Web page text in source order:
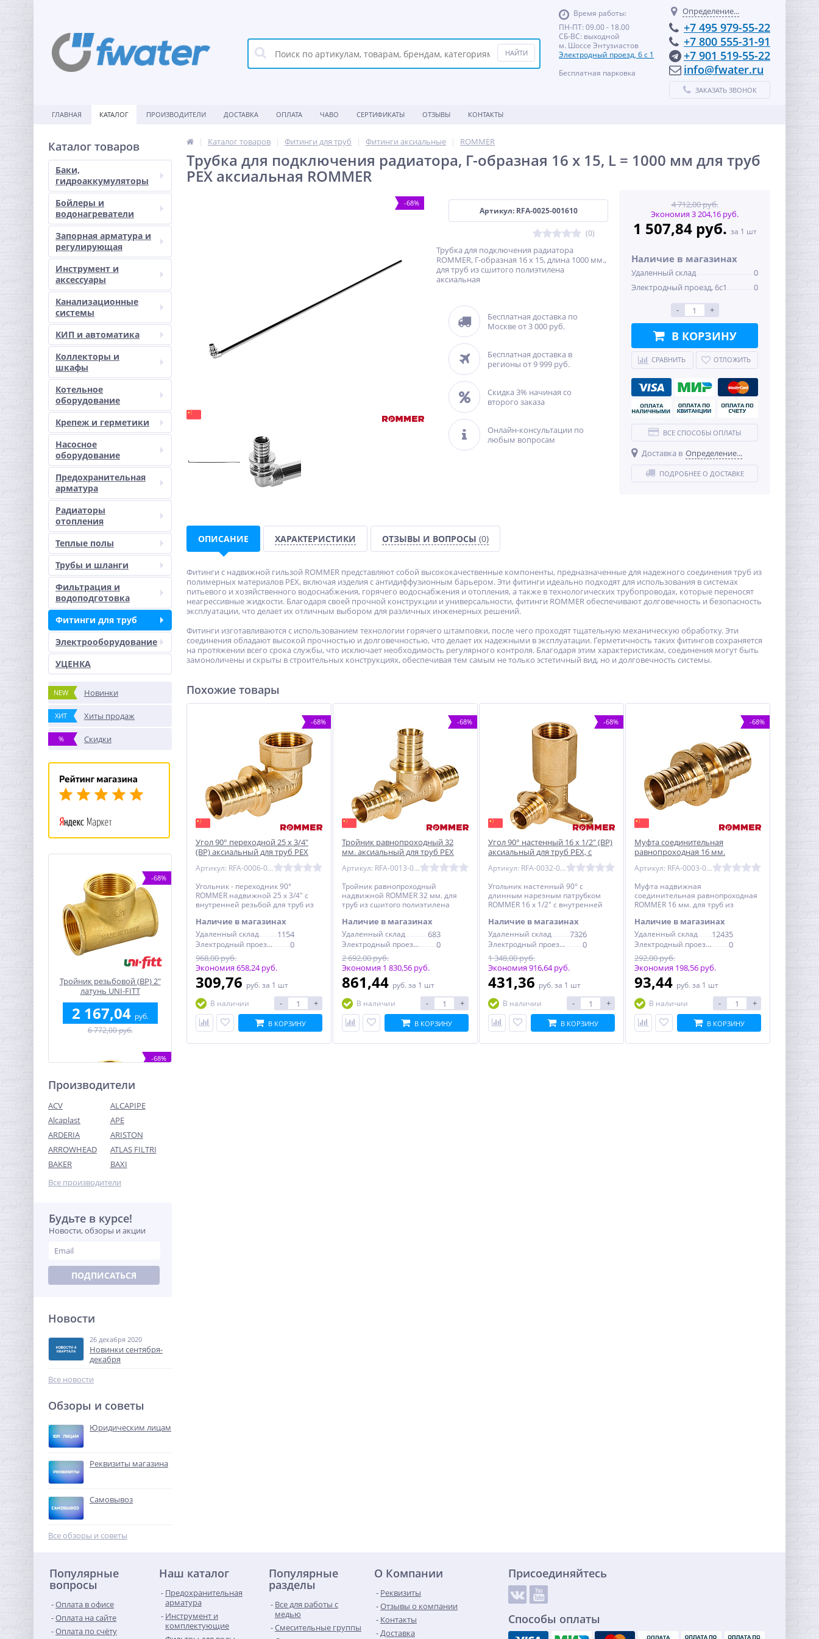
Время работы:
ПН-ПТ: 09.00 - 18.00
СБ-ВС: выходной
м. Шоссе Энтузиастов
Электродный проезд, 6 с 1
Бесплатная парковка
Определение...
+7 495 979-55-22
+7 800 555-31-91
+7 901 519-55-22
info@fwater.ru
ЗАКАЗАТЬ ЗВОНОК
ГЛАВНАЯ КАТАЛОГ ПРОИЗВОДИТЕЛИ ДОСТАВКА ОПЛАТА ЧАВО СЕРТИФИКАТЫ ОТЗЫВЫ КОНТАКТЫ
Каталог товаров
Баки,
гидроаккумуляторы
Бойлеры и
водонагреватели
Запорная арматура и
регулирующая
Инструмент и
аксессуары
Канализационные
системы
КИП и автоматика
Коллекторы и
шкафы
Котельное
оборудование
Крепеж и герметики
Насосное
оборудование
Предохранительная
арматура
Радиаторы
отопления
Теплые полы
Трубы и шланги
Фильтрация и
водоподготовка
Фитинги для труб
Электрооборудование
УЦЕНКА
NEW Новинки
ХИТ Хиты продаж
% Скидки
-68%
Тройник резьбовой (ВР) 2"
латунь UNI-FITT
2 167,04 руб.
6 772,00 руб.
-68%
Тройник редукция (ВР) 1" x
1/2" x 1" латунь UNI-FITT
633,92
Колено резьбовое ВН 1/2"
x 1/2" латунь UNI-FITT
193,60
Модуль Neptun Smart+
TUYA для удаленного
управления
60 658,00 руб.
-68%
Производители
ACV
ALCAPIPE
Alcaplast
APE
ARDERIA
ARISTON
ARROWHEAD
ATLAS FILTRI
BAKER
BAXI
Все производители
Будьте в курсе!
Новости, обзоры и акции
ПОДПИСАТЬСЯ
Новости
26 декабря 2020
Новинки сентября-
декабря
Все новости
Обзоры и советы
Юридическим лицам
Реквизиты магазина
Самовывоз
Все обзоры и советы
Каталог товаров Фитинги для труб Фитинги аксиальные ROMMER
Трубка для подключения радиатора, Г-образная 16 х 15, L = 1000 мм для труб
PEX аксиальная ROMMER
-68%
Артикул: RFA-0025-001610
(0)
Трубка для подключения радиатора
ROMMER, Г-образная 16 х 15, длина 1000 мм.,
для труб из сшитого полиэтилена
аксиальная
Бесплатная доставка по
Москве от 3 000 руб.
Бесплатная доставка в
регионы от 9 999 руб.
Скидка 3% начиная со
второго заказа
Онлайн-консультации по
любым вопросам
4 712,00 руб.
Экономия 3 204,16 руб.
1 507,84 руб. за 1 шт
Наличие в магазинах
Удаленный склад
0
Электродный проезд, 6с1
0
- +
В КОРЗИНУ
СРАВНИТЬ ОТЛОЖИТЬ
ВСЕ СПОСОБЫ ОПЛАТЫ
Доставка в Определение...
ПОДРОБНЕЕ О ДОСТАВКЕ
ОПИСАНИЕ ХАРАКТЕРИСТИКИ ОТЗЫВЫ И ВОПРОСЫ (0)
Фитинги с надвижной гильзой ROMMER представляют собой высококачественные компоненты, предназначенные для надежного соединения труб из
полимерных материалов PEX, включая изделия с антидиффузионным барьером. Эти фитинги идеально подходят для использования в системах
питьевого и хозяйственного водоснабжения, горячего водоснабжения и отопления, а также в технологических трубопроводах, которые переносят
неагрессивные жидкости. Благодаря своей прочной конструкции и универсальности, фитинги ROMMER обеспечивают долговечность и безопасность
эксплуатации, что делает их отличным выбором для различных инженерных решений.
Фитинги изготавливаются с использованием технологии горячего штамповки, после чего проходят тщательную механическую обработку. Эти
соединения обладают высокой прочностью и долговечностью, что делает их надежными в эксплуатации. Герметичность таких фитингов сохраняется
на протяжении всего срока службы, что исключает необходимость регулярного контроля. Благодаря этим характеристикам, соединения могут быть
замоноличены и скрыты в строительных конструкциях, обеспечивая тем самым не только эстетичный вид, но и долговечность системы.
Похожие товары
-68%
Угол 90° переходной 25 x 3/4"
(ВР) аксиальный для труб PEX
ROMMER (RFA-0006-002534)
Артикул: RFA-0006-002534
Угольник - переходник 90°
ROMMER надвижной 25 x 3/4" с
внутренней резьбой для труб из
Наличие в магазинах
Удаленный склад 1154
Электродный проезд, 6с1
0
968,00 руб.
Экономия 658,24 руб.
309,76 руб. за 1 шт
В наличии
- +
В КОРЗИНУ
-68%
Тройник равнопроходный 32
мм. аксиальный для труб PEX
ROMMER (RFA-0013-000032)
Артикул: RFA-0013-000032
Тройник равнопроходный
надвижной ROMMER 32 мм. для
труб из сшитого полиэтилена
Наличие в магазинах
Удаленный склад 683
Электродный проезд, 6с1
0
2 692,00 руб.
Экономия 1 830,56 руб.
861,44 руб. за 1 шт
В наличии
- +
В КОРЗИНУ
-68%
Угол 90° настенный 16 х 1/2" (ВР)
аксиальный для труб PEX, с
нарез. патруб. ROMMER (RFA-
0032-001612)
Артикул: RFA-0032-001612
Угольник настенный 90° с
длинным нарезным патрубком
ROMMER 16 х 1/2" с внутренней
полиэтилена, надвижной
Наличие в магазинах
Удаленный склад 7326
Электродный проезд, 6с1
0
1 348,00 руб.
Экономия 916,64 руб.
431,36 руб. за 1 шт
В наличии
- +
В КОРЗИНУ
-68%
Муфта соединительная
равнопроходная 16 мм.
аксиальная для труб PEX
ROMMER (RFA-0003-000016)
Артикул: RFA-0003-000016
Муфта надвижная
соединительная равнопроходная
ROMMER 16 мм. для труб из
Наличие в магазинах
Удаленный склад 12435
Электродный проезд, 6с1
0
292,00 руб.
Экономия 198,56 руб.
93,44 руб. за 1 шт
В наличии
- +
В КОРЗИНУ
Популярные
вопросы
Оплата в офисе
Оплата на сайте
Оплата по счёту
Наш каталог
Предохранительная
арматура
Инструмент и
комплектующие
Популярные
разделы
Все для работы с
медью
Смесительные группы
О Компании
Реквизиты
Отзывы о компании
Контакты
Доставка
Присоединяйтесь
Способы оплаты